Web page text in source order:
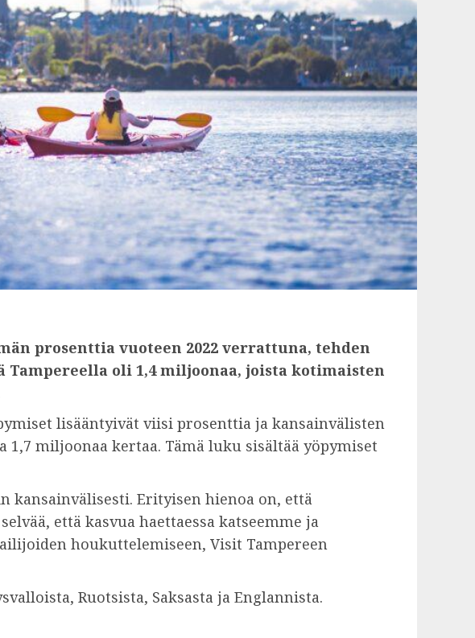
prosenttia vuoteen 2022 verrattuna, tehden
oli 1,4 miljoonaa, joista kotimaisten
lisääntyivät viisi prosenttia ja kansainvälisten
miljoonaa kertaa. Tämä luku sisältää yöpymiset
kansainvälisesti. Erityisen hienoa on, että
että kasvua haettaessa katseemme ja
houkuttelemiseen, Visit Tampereen
Ruotsista, Saksasta ja Englannista.